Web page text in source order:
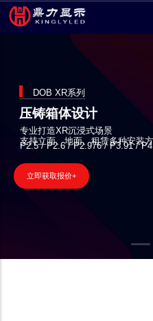
转
到
DOB XR系列
压铸箱体设计
专业打造XR沉浸式场景
支持立面、地面、租赁多种安装
P2.5 / P2.6 / P2.976 / P3.91 /
立即获取报价+